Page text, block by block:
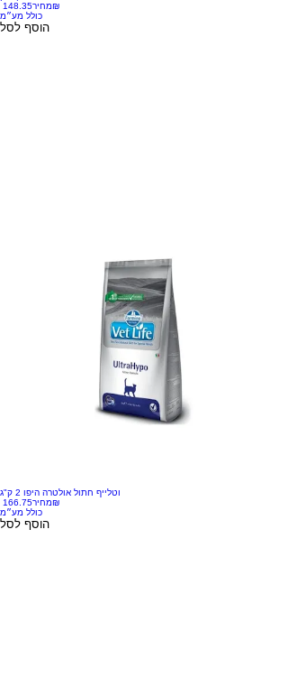
מחיר‏148.35 ‏₪
כולל מע״מ
הוסף לסל
וטלייף חתול אולטרה היפו 2 ק"ג
מחיר‏166.75 ‏₪
כולל מע״מ
הוסף לסל